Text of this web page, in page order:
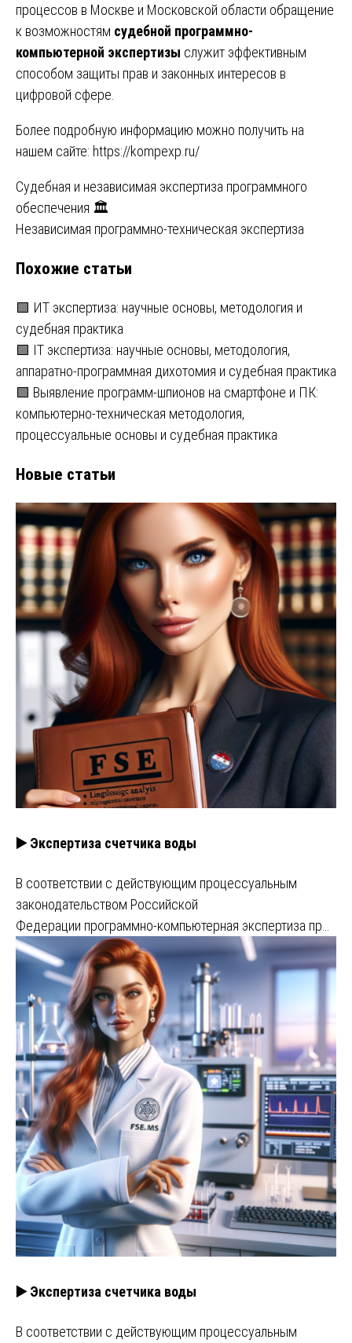
процессов в Москве и Московской области обращение
к возможностям судебной программно-
компьютерной экспертизы служит эффективным
способом защиты прав и законных интересов в
цифровой сфере.
Более подробную информацию можно получить на
нашем сайте: https://kompexp.ru/
Навигация
по
Судебная и независимая экспертиза программного
обеспечения 🏛️
Независимая программно-техническая экспертиза
Похожие статьи
🟩 ИТ экспертиза: научные основы, методология и
судебная практика
🟩 IT экспертиза: научные основы, методология,
аппаратно-программная дихотомия и судебная практика
🟩 Выявление программ-шпионов на смартфоне и ПК:
компьютерно-техническая методология,
процессуальные основы и судебная практика
Новые статьи
▶️ Экспертиза счетчика воды
В соответствии с действующим процессуальным
законодательством Российской
Федерации программно-компьютерная экспертиза пр…
▶️ Экспертиза счетчика воды
В соответствии с действующим процессуальным